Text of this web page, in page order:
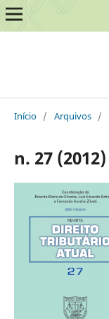
Início / Arquivos /
n. 27 (2012)